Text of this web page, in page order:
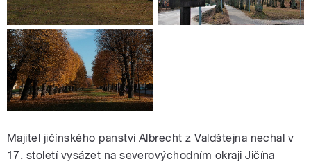
Majitel jičínského panství Albrecht z Valdštejna nechal v
17. století vysázet na severovýchodním okraji Jičína